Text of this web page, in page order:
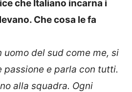
che Italiano incarna i
Che cosa le fa
uomo del sud come me, si
passione e parla con tutti.
alla squadra. Ogni